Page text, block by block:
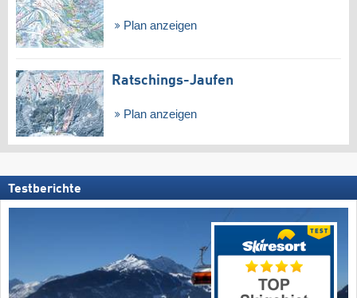
Plan anzeigen
Ratschings-Jaufen
Plan anzeigen
Testberichte